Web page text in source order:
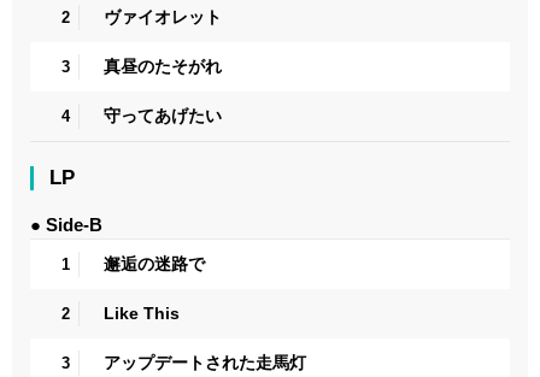
2 ヴァイオレット
3 真昼のたそがれ
4 守ってあげたい
LP
● Side-B
1 邂逅の迷路で
2 Like This
3 アップデートされた走馬灯